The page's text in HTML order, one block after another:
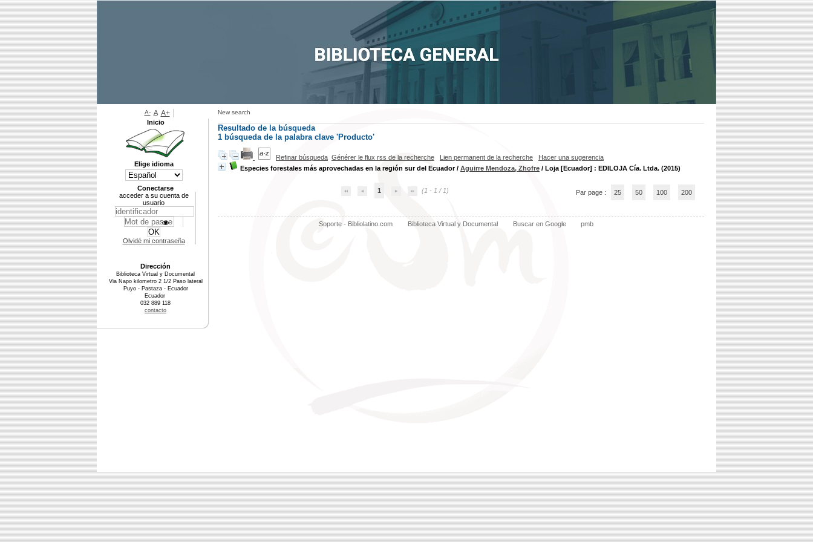
New search
Resultado de la búsqueda
1 búsqueda de la palabra clave 'Producto'
Refinar búsqueda Générer le flux rss de la recherche Lien permanent de la recherche
Hacer una sugerencia
Especies forestales más aprovechadas en la región sur del Ecuador/ Aguirre Mendoza, Zhofre / Loja [Ecuador] : EDILOJA Cía. Ltda. (2015)
1 (1 - 1 / 1) Par page : 25 50 100 200
Soporte - Bibliolatino.com Biblioteca Virtual y Documental Buscar en Google pmb
A- A A+
Inicio
Elige idioma
Conectarse
acceder a su cuenta de
usuario
Olvidé mi contraseña
Dirección
Biblioteca Virtual y Documental
Via Napo kilometro 2 1/2 Paso lateral
Puyo - Pastaza - Ecuador
Ecuador
032 889 118
contacto